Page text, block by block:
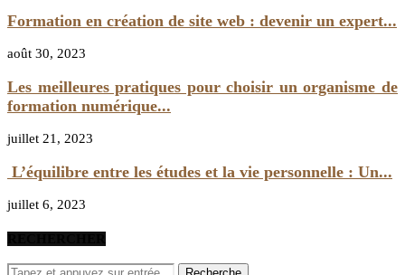
Formation en création de site web : devenir un expert...
août 30, 2023
Les meilleures pratiques pour choisir un organisme de
formation numérique...
juillet 21, 2023
L’équilibre entre les études et la vie personnelle : Un...
juillet 6, 2023